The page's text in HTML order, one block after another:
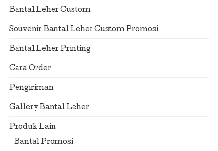
Bantal Leher Custom
Souvenir Bantal Leher Custom Promosi
Bantal Leher Printing
Cara Order
Pengiriman
Gallery Bantal Leher
Produk Lain
Bantal Promosi